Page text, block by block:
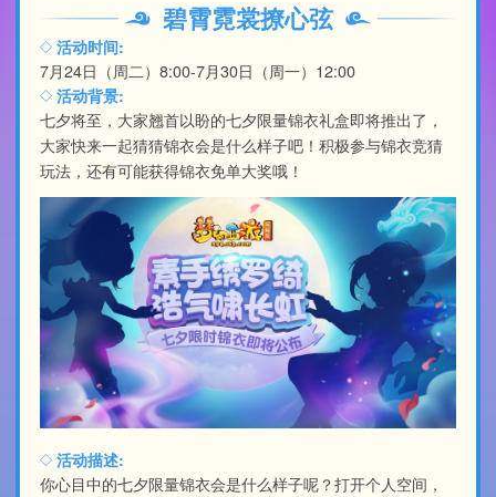
碧霄霓裳撩心弦
活动时间:
7月24日（周二）8:00-7月30日（周一）12:00
活动背景:
七夕将至，大家翘首以盼的七夕限量锦衣礼盒即将推出了，
大家快来一起猜猜锦衣会是什么样子吧！积极参与锦衣竞猜
玩法，还有可能获得锦衣免单大奖哦！
活动描述:
你心目中的七夕限量锦衣会是什么样子呢？打开个人空间，